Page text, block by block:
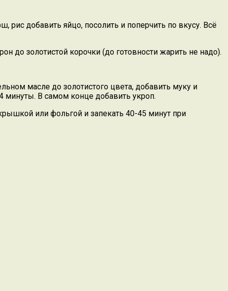
рис добавить яйцо, посолить и поперчить по вкусу. Всё
до золотистой корочки (до готовности жарить не надо).
масле до золотистого цвета, добавить муку и
минуты. В самом конце добавить укроп.
или фольгой и запекать 40-45 минут при